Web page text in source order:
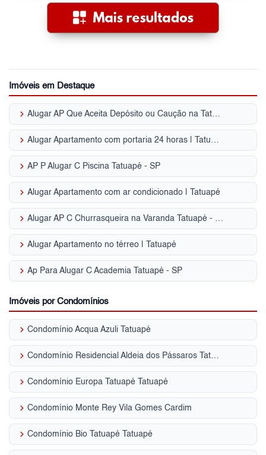
Imóveis em Destaque
keyboard_arrow_right Alugar AP Que Aceita Depósito ou Caução na Tatuapé - SP
keyboard_arrow_right Alugar Apartamento com portaria 24 horas | Tatuapé
keyboard_arrow_right AP P Alugar C Piscina Tatuapé - SP
keyboard_arrow_right Alugar Apartamento com ar condicionado | Tatuapé
keyboard_arrow_right Alugar AP C Churrasqueira na Varanda Tatuapé - SP
keyboard_arrow_right Alugar Apartamento no térreo | Tatuapé
keyboard_arrow_right Ap Para Alugar C Academia Tatuapé - SP
Imóveis por Condomínios
keyboard_arrow_right Condomínio Acqua Azuli Tatuapé
keyboard_arrow_right Condomínio Residencial Aldeia dos Pássaros Tatuapé
keyboard_arrow_right Condomínio Europa Tatuapé Tatuapé
keyboard_arrow_right Condomínio Monte Rey Vila Gomes Cardim
keyboard_arrow_right Condomínio Bio Tatuapé Tatuapé